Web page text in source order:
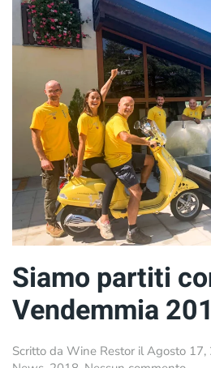
Siamo partiti
Vendemmia
Scritto da Wine Restor ilAgosto 17,